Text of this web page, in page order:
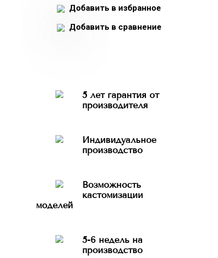
Добавить в избранное
Добавить в сравнение
5 лет гарантия от
производителя
Индивидуальное
производство
Возможность
кастомизации
моделей
5-6 недель на
производство